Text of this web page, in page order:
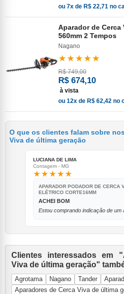
ou 7x de R$ 22,71 no
Aparador de Cerca
560mm 2 Tempos
Nagano
★★★★★
R$ 749,00
R$ 674,10
à vista
ou 12x de R$ 62,42 no
O que os clientes falam sobre
Viva de última geração
LUCIANA DE LIMA
Contagem - MG
★★★★★
APARADOR PODADOR DE CERCA
ELÉTRICO CORTE16MM
ACHEI BOM
Estou comprando indicação de um
Clientes interessados em
Viva de última geração"
Agrotama Nagano Tander
Aparadores de Cerca Viva de última